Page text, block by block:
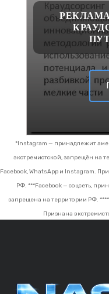
*Instagram — принадлежит
экстремистской, запрещён на
Facebook, WhatsApp и Instagram.
РФ. ***Facebook — соцсеть,
запрещена на территории РФ.
Признана